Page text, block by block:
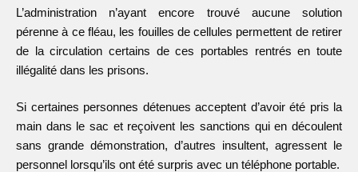
L’administration n’ayant encore trouvé aucune solution
pérenne à ce fléau, les fouilles de cellules permettent de retirer
de la circulation certains de ces portables rentrés en toute
illégalité dans les prisons.
Si certaines personnes détenues acceptent d’avoir été pris la
main dans le sac et reçoivent les sanctions qui en découlent
sans grande démonstration, d’autres insultent, agressent le
personnel lorsqu’ils ont été surpris avec un téléphone portable.